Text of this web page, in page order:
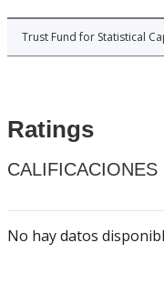
Trust Fund for Statistical
Ratings
No hay datos